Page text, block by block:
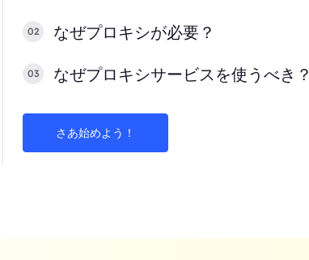
02 なぜプロキシが必要？
03 なぜプロキシサービスを使うべき？
さあ始めよう！